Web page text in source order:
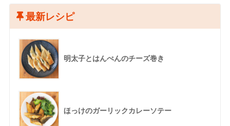
最新レシピ
明太子とはんぺんのチーズ巻き
ほっけのガーリックカレーソテー